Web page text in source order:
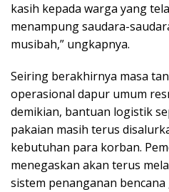
kasih kepada warga yang
menampung saudara-
musibah,” ungkapnya.
Seiring berakhirnya masa
operasional dapur umum
demikian, bantuan logistik
pakaian masih terus
kebutuhan para korban.
menegaskan akan terus
sistem penanganan